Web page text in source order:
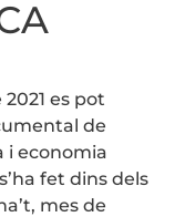
es pot
de
i economia
fet dins dels
mes de